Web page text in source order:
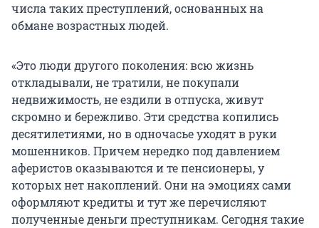
числа таких преступлений, основанных на
обмане возрастных людей.
«Это люди другого поколения: всю жизнь
откладывали, не тратили, не покупали
недвижимость, не ездили в отпуска, живут
скромно и бережливо. Эти средства копились
десятилетиями, но в одночасье уходят в руки
мошенников. Причем нередко под давлением
аферистов оказываются и те пенсионеры, у
которых нет накоплений. Они на эмоциях сами
оформляют кредиты и тут же перечисляют
полученные деньги преступникам. Сегодня такие